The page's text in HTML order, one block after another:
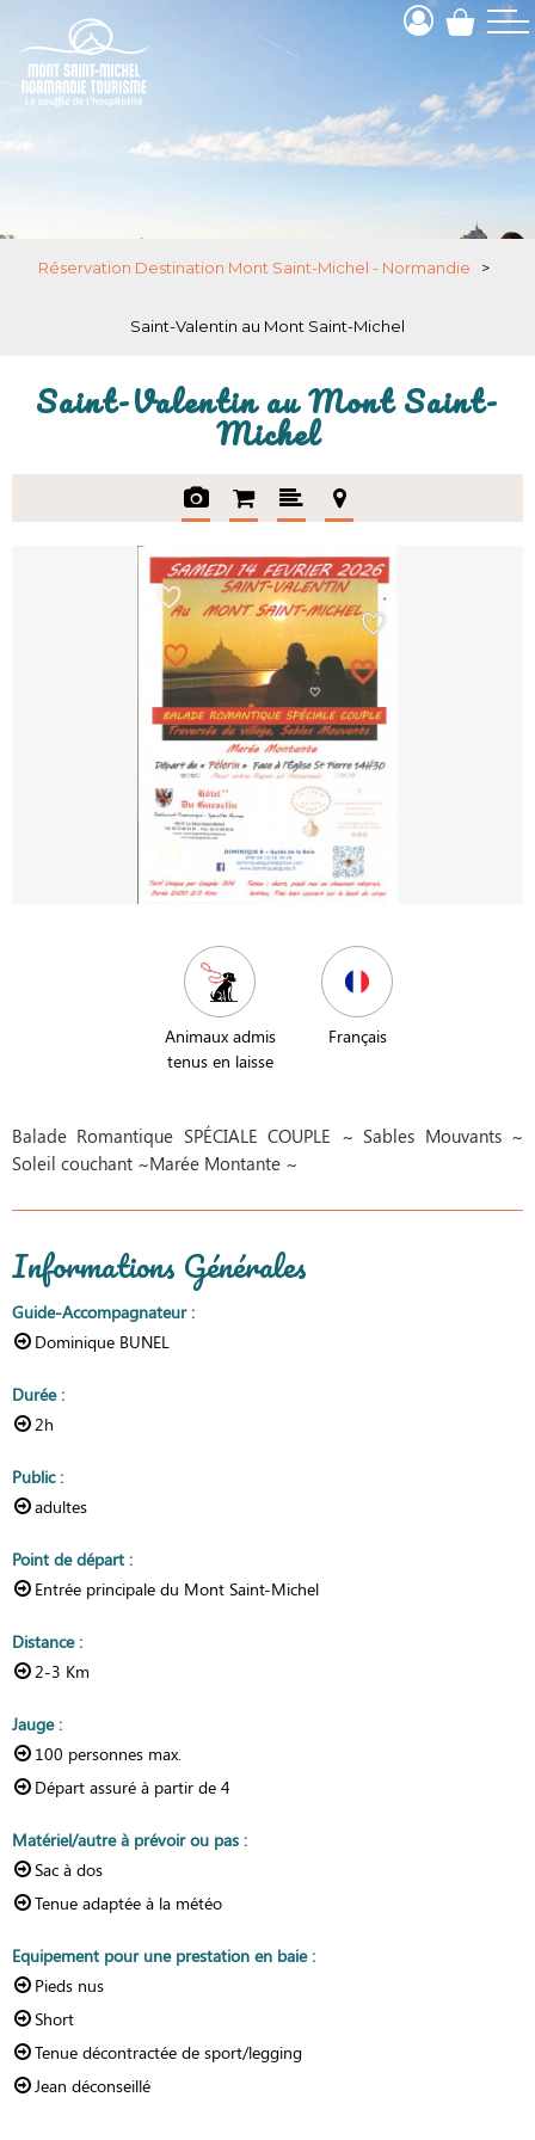
Réservation Destination Mont Saint-Michel - Normandie >
Saint-Valentin au Mont Saint-Michel
Saint-Valentin au Mont Saint-
Michel
Animaux admis
tenus en laisse
Français
Balade Romantique SPÉCIALE COUPLE ~ Sables Mouvants ~
Soleil couchant ~Marée Montante ~
Informations Générales
Guide-Accompagnateur:
Dominique BUNEL
Durée:
2h
Public:
adultes
Point de départ :
Entrée principale du Mont Saint-Michel
Distance:
2-3 Km
Jauge:
100 personnes max.
Départ assuré à partir de 4
Matériel/autre à prévoir ou pas :
Sac à dos
Tenue adaptée à la météo
Equipement pour une prestation en baie:
Pieds nus
Short
Tenue décontractée de sport/legging
Jean déconseillé